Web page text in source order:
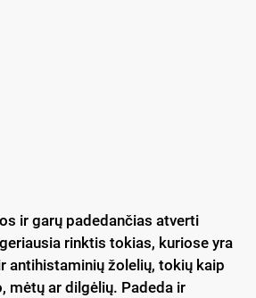
ir garų padedančias atverti
rinktis tokias, kuriose yra
antihistaminių žolelių, tokių kaip
mėtų ar dilgėlių. Padeda ir